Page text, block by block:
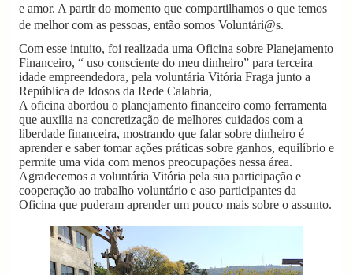
e amor. A partir do momento que compartilhamos o que temos
de melhor com as pessoas, então somos Voluntári@s.
Com esse intuito, foi realizada uma Oficina sobre Planejamento
Financeiro, “ uso consciente do meu dinheiro” para terceira
idade empreendedora, pela voluntária Vitória Fraga junto a
República de Idosos da Rede Calabria,
A oficina abordou o planejamento financeiro como ferramenta
que auxilia na concretização de melhores cuidados com a
liberdade financeira, mostrando que falar sobre dinheiro é
aprender e saber tomar ações práticas sobre ganhos, equilíbrio e
permite uma vida com menos preocupações nessa área.
Agradecemos a voluntária Vitória pela sua participação e
cooperação ao trabalho voluntário e aso participantes da
Oficina que puderam aprender um pouco mais sobre o assunto.